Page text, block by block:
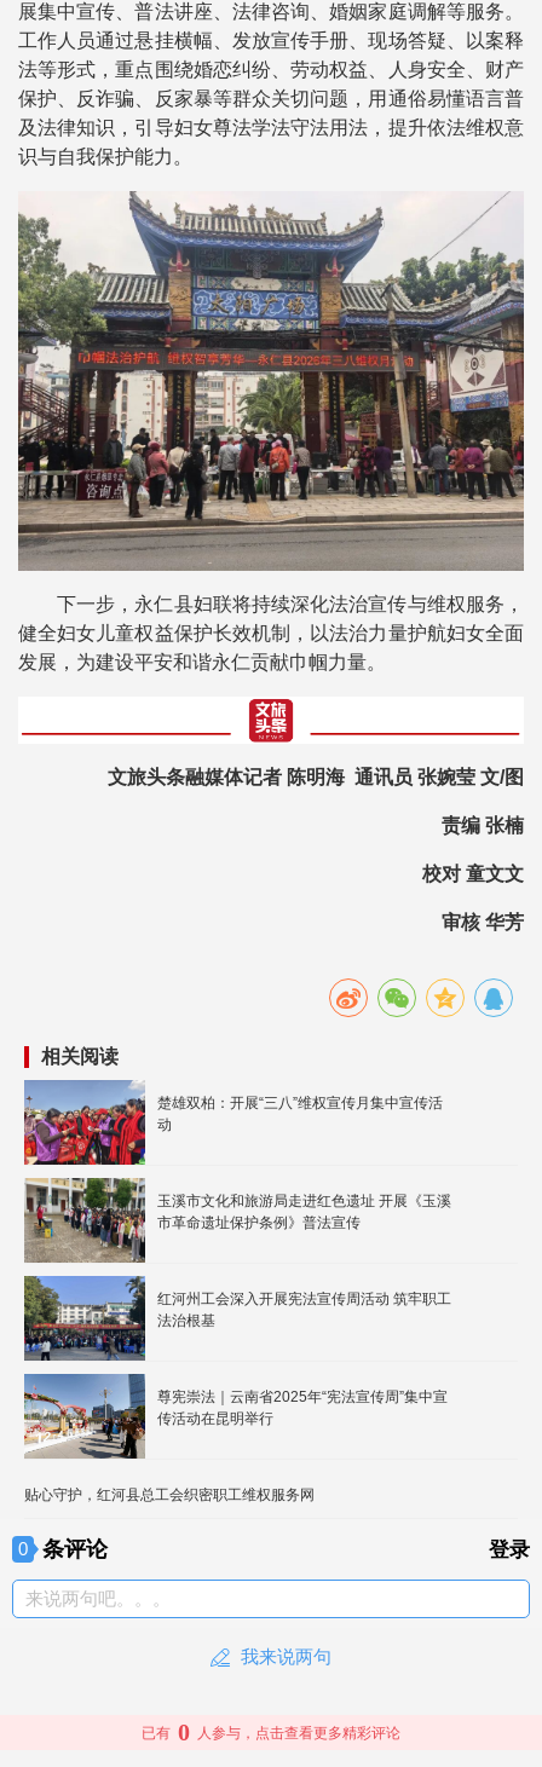
展集中宣传、普法讲座、法律咨询、婚姻家庭调解等服务。
工作人员通过悬挂横幅、发放宣传手册、现场答疑、以案释
法等形式，重点围绕婚恋纠纷、劳动权益、人身安全、财产
保护、反诈骗、反家暴等群众关切问题，用通俗易懂语言普
及法律知识，引导妇女尊法学法守法用法，提升依法维权意
识与自我保护能力。
下一步，永仁县妇联将持续深化法治宣传与维权服务，
健全妇女儿童权益保护长效机制，以法治力量护航妇女全面
发展，为建设平安和谐永仁贡献巾帼力量。
文旅头条融媒体记者 陈明海 通讯员 张婉莹 文/图
责编 张楠
校对 童文文
审核 华芳
相关阅读
楚雄双柏：开展“三八”维权宣传月集中宣传活
动
玉溪市文化和旅游局走进红色遗址 开展《玉溪
市革命遗址保护条例》普法宣传
红河州工会深入开展宪法宣传周活动 筑牢职工
法治根基
尊宪崇法｜云南省2025年“宪法宣传周”集中宣
传活动在昆明举行
贴心守护，红河县总工会织密职工维权服务网
0 条评论 登录
来说两句吧。。。
我来说两句
已有 0 人参与，点击查看更多精彩评论